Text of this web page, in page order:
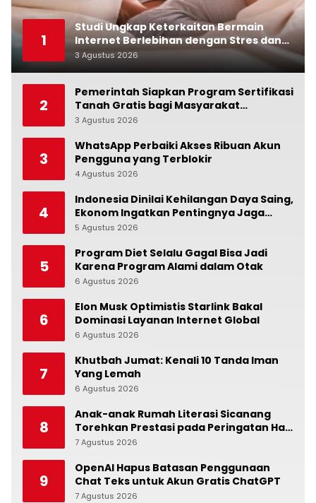
1
Studi Ungkap Keterkaitan Bermain
Internet Berlebihan dengan Stres dan
Suasana Hati
3 Agustus 2026
2
Pemerintah Siapkan Program Sertifikasi
Tanah Gratis bagi Masyarakat
Berpenghasilan Rendah
3 Agustus 2026
3
WhatsApp Perbaiki Akses Ribuan Akun
Pengguna yang Terblokir
4 Agustus 2026
4
Indonesia Dinilai Kehilangan Daya Saing,
Ekonom Ingatkan Pentingnya Jaga
Independensi Bank Indonesia
5 Agustus 2026
5
Program Diet Selalu Gagal Bisa Jadi
Karena Program Alami dalam Otak
6 Agustus 2026
6
Elon Musk Optimistis Starlink Bakal
Dominasi Layanan Internet Global
6 Agustus 2026
7
Khutbah Jumat: Kenali 10 Tanda Iman
Yang Lemah
6 Agustus 2026
8
Anak-anak Rumah Literasi Sicanang
Torehkan Prestasi pada Peringatan Hari
Anak Nasional di Kecamatan Medan
7 Agustus 2026
9
OpenAI Hapus Batasan Penggunaan
Chat Teks untuk Akun Gratis ChatGPT
7 Agustus 2026